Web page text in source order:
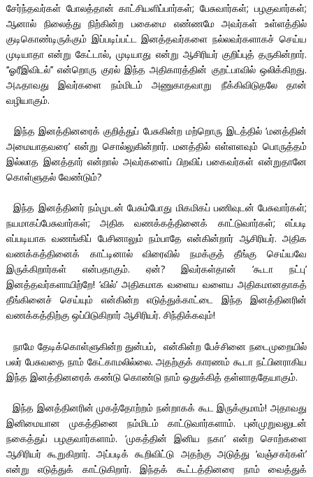
சேர்ந்தவர்கள் போலத்தான் காட்சியளிப்பார்கள்; பேசுவார்கள்; பழகுவார்கள்;
ஆனால் நிலைத்து நிற்கின்ற பகைமை எண்ணமே அவர்கள் உள்ளத்தில்
குடிகொண்டிருக்கும் இப்படிப்பட்ட இனத்தவர்களை நல்லவர்களாகச் செய்ய
முடியாதா என்று கேட்டால், முடியாது என்று ஆசிரியர் குறிப்புத் தருகின்றார்.
‘‘ஓரீஇவிடல்’’ என்றொரு குரல் இந்த அதிகாரத்தின் குறட்பாவில் ஒலிக்கிறது.
அஃதாவது இவர்களை நம்மிடம் அணுகாதவாறு நீக்கிவிடுதலே தான்
வழியாகும்.
இந்த இனத்தினரைக் குறித்துப் பேசுகின்ற மற்றொரு இடத்தில் ‘மனத்தின்
அமையாதவரை’ என்று சொல்லுகின்றார். மனத்தில் எள்ளளவும் பொருத்தம்
இல்லாத இனத்தார் என்றால் அவர்களைப் பிறவிப் பகைவர்கள் என்றுதானே
கொள்ளுதல் வேண்டும்?
இந்த இனத்தினர் நம்முடன் பேசும்போது மிகமிகப் பணிவுடன் பேசுவார்கள்;
நயமாகப்பேசுவார்கள்; அதிக வணக்கத்தினைக் காட்டுவார்கள்; எப்படி
எப்படியாக வணங்கிப் பேசினாலும் நம்பாதே என்கின்றார் ஆசிரியர். அதிக
வணக்கத்தினைக் காட்டினால் விரைவில் நமக்குத் தீங்கு செய்யவே
இருக்கிறார்கள் என்பதாகும். ஏன்? இவர்கள்தான் ‘கூடா நட்பு’
இனத்தவர்களாயிற்றே! ‘வில்’ அதிகமாக வளைய வளைய அதிகமானதாகத்
தீங்கினைச் செய்யும் என்கின்ற எடுத்துக்காட்டை இந்த இனத்தினரின்
வணக்கத்திற்கு ஒப்பிடுகிறார் ஆசிரியர். சிந்திக்கவும்!
நாமே தேடிக்கொள்ளுகின்ற துன்பம், என்கின்ற பேச்சினை நடைமுறையில்
பலர் பேசுவதை நாம் கேட்காமலில்லை. அதற்குக் காரணம் கூடா நட்பினராகிய
இந்த இனத்தினரைக் கண்டு கொண்டு நாம் ஒதுக்கித் தள்ளாததேயாகும்.
இந்த இனத்தினரின் முகத்தோற்றம் நன்றாகக் கூட இருக்குமாம்! அதாவது
இனிமையான முகத்தினை நம்மிடம் காட்டுவார்களாம். புன்முறுவலுடன்
நகைத்துப் பழகுவார்களாம். ‘முகத்தின் இனிய நகா’ என்ற சொற்களை
ஆசிரியர் கூறுகிறார். அப்படிக் கூறிவிட்டு அதற்கு அடுத்து ‘வஞ்சகர்கள்’
என்று எடுத்துக் காட்டுகிறார். இந்தக் கூட்டத்தினரை நாம் வைத்துக்